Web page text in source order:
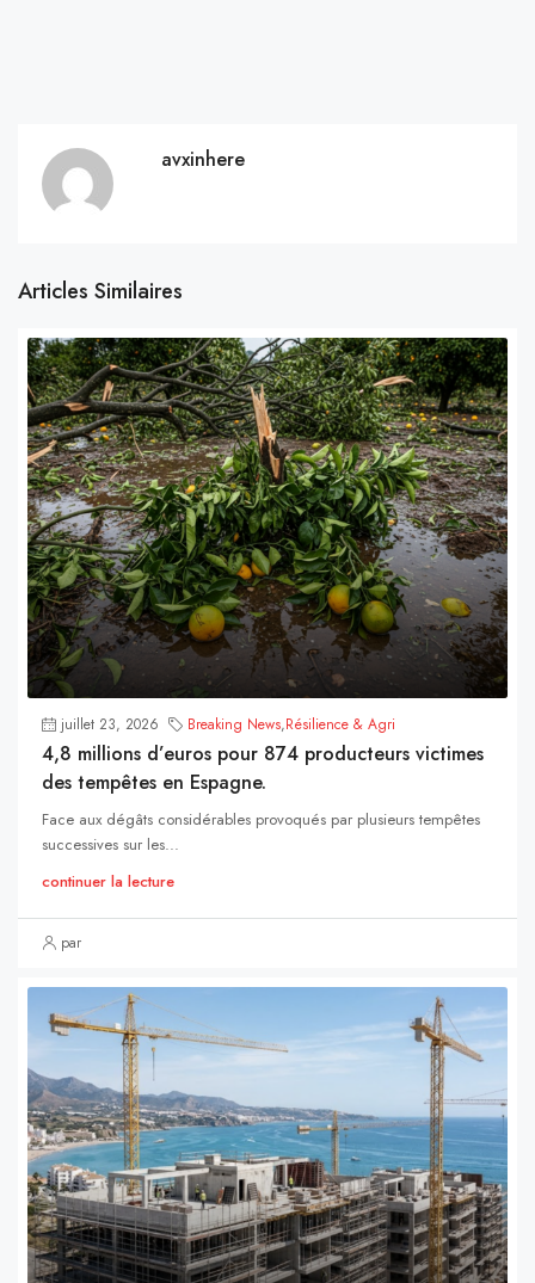
avxinhere
Articles Similaires
juillet 23, 2026 Breaking News,Résilience & Agri
4,8 millions d’euros pour 874 producteurs victimes
des tempêtes en Espagne.
Face aux dégâts considérables provoqués par plusieurs tempêtes
successives sur les...
continuer la lecture
par